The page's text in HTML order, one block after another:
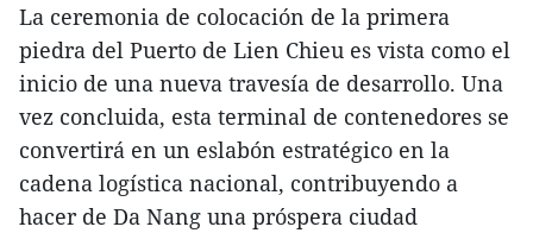
​La ceremonia de colocación de la primera
piedra del Puerto de Lien Chieu es vista como el
inicio de una nueva travesía de desarrollo. Una
vez concluida, esta terminal de contenedores se
convertirá en un eslabón estratégico en la
cadena logística nacional, contribuyendo a
hacer de Da Nang una próspera ciudad